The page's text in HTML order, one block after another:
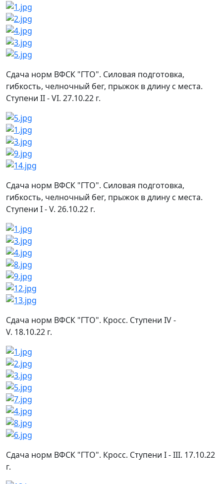
Сдача норм ВФСК "ГТО". Силовая подготовка,
гибкость, челночный бег, прыжок в длину с места.
Ступени II - VI. 27.10.22 г.
Сдача норм ВФСК "ГТО". Силовая подготовка,
гибкость, челночный бег, прыжок в длину с места.
Ступени I - V. 26.10.22 г.
Сдача норм ВФСК "ГТО". Кросс. Ступени IV -
V. 18.10.22 г.
Сдача норм ВФСК "ГТО". Кросс. Ступени I - III. 17.10.22
г.